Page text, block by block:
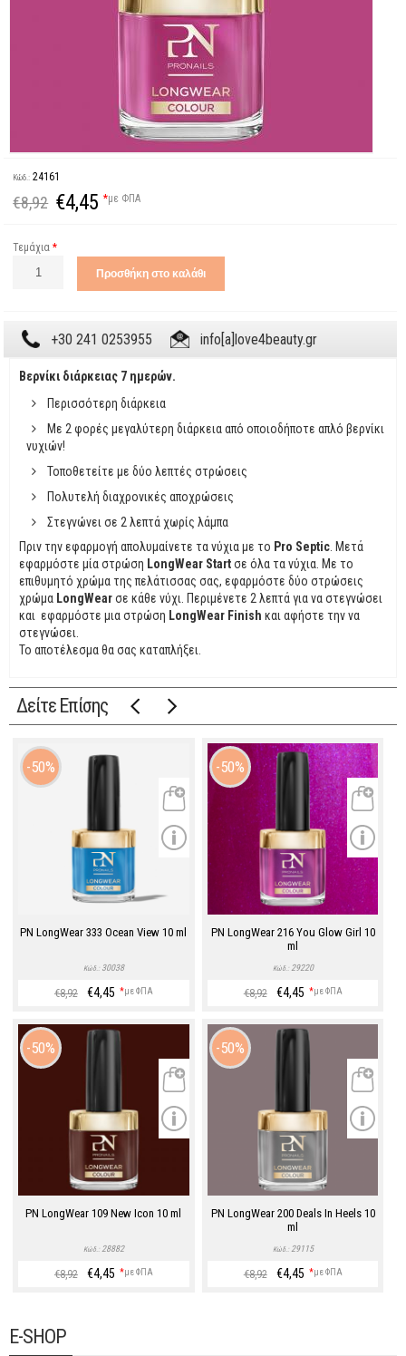
Κώδ.: 24161
€8,92 €4,45 *με ΦΠΑ
Τεμάχια*
+30 241 0253955 info[a]love4beauty.gr
Βερνίκι διάρκειας 7 ημερών.
Περισσότερη διάρκεια
Με 2 φορές μεγαλύτερη διάρκεια από οποιοδήποτε απλό βερνίκι
νυχιών!
Τοποθετείτε με δύο λεπτές στρώσεις
Πολυτελή διαχρονικές αποχρώσεις
Στεγνώνει σε 2 λεπτά χωρίς λάμπα
Πριν την εφαρμογή απολυμαίνετε τα νύχια με το Pro Septic. Μετά
εφαρμόστε μία στρώση LongWear Startσε όλα τα νύχια. Με το
επιθυμητό χρώμα της πελάτισσας σας, εφαρμόστε δύο στρώσεις
χρώμα LongWearσε κάθε νύχι. Περιμένετε 2 λεπτά για να στεγνώσει
και εφαρμόστε μια στρώση LongWear Finish και αφήστε την να
στεγνώσει.
Το αποτέλεσμα θα σας καταπλήξει.
Δείτε Επίσης
50%
PN LongWear 333 Ocean View 10 ml
Κώδ.: 30038
€8,92 €4,45 *με ΦΠΑ
50%
PN LongWear 216 You Glow Girl 10
ml
Κώδ.: 29220
€8,92 €4,45 *με ΦΠΑ
50%
PN LongWear 109 New Icon 10 ml
Κώδ.: 28882
€8,92 €4,45 *με ΦΠΑ
50%
PN LongWear 200 Deals In Heels 10
ml
Κώδ.: 29115
€8,92 €4,45 *με ΦΠΑ
E-SHOP